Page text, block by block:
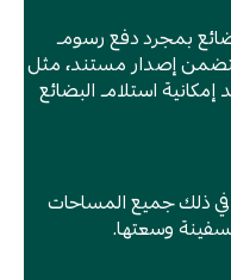
بمجرد دفع رسوم
إصدار مستند، مثل
استلام البضائع
ذلك جميع المساحات
وسعتها.